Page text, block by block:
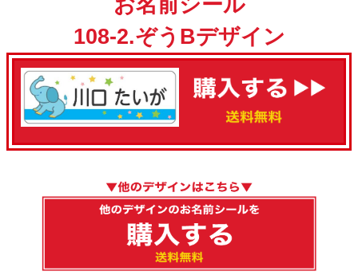
お名前シール
108-2.ぞうBデザイン